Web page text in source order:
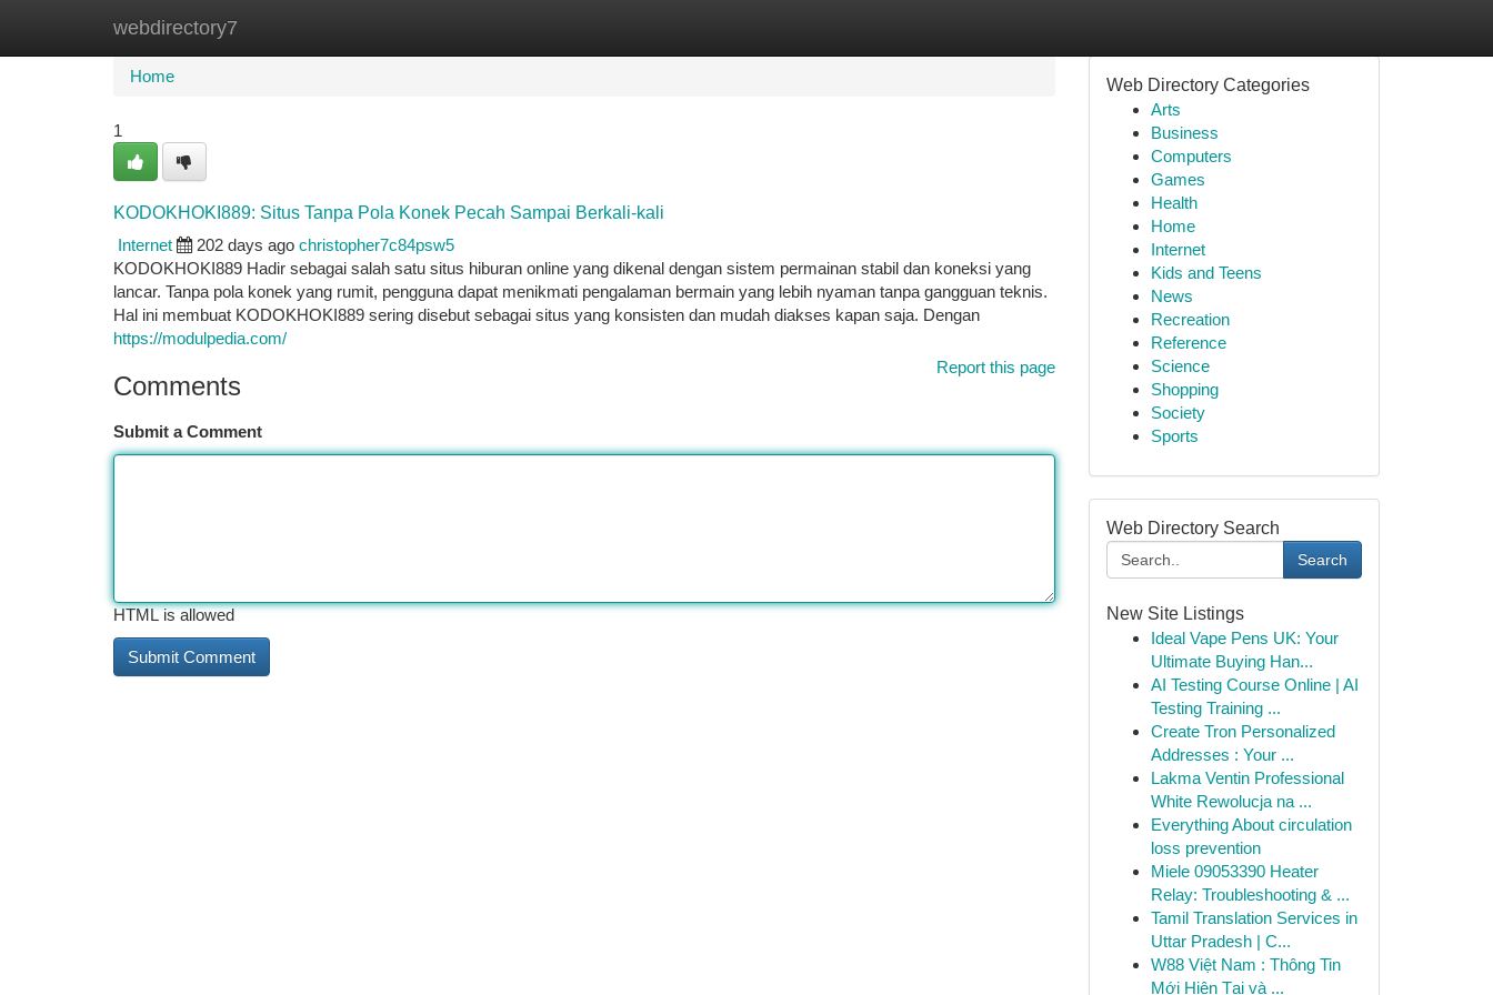
webdirectory7
Home New Site Listings
Home
1
KODOKHOKI889: Situs Tanpa Pola Konek Pecah Sampai Berkali-kali
Internet
202 days ago christopher7c84psw5
KODOKHOKI889 Hadir sebagai salah satu situs hiburan online yang dikenal dengan sistem permainan stabil dan koneksi yang
lancar. Tanpa pola konek yang rumit, pengguna dapat menikmati pengalaman bermain yang lebih nyaman tanpa gangguan teknis.
Hal ini membuat KODOKHOKI889 sering disebut sebagai situs yang konsisten dan mudah diakses kapan saja. Dengan
https://modulpedia.com/
Report this page
Comments
Submit a Comment
HTML is allowed
Web Directory Categories
Arts
Business
Computers
Games
Health
Home
Internet
Kids and Teens
News
Recreation
Reference
Science
Shopping
Society
Sports
Web Directory Search
Search
New Site Listings
Ideal Vape Pens UK: Your
Ultimate Buying Han...
AI Testing Course Online | AI
Testing Training ...
Create Tron Personalized
Addresses : Your ...
Lakma Ventin Professional
White Rewolucja na ...
Everything About circulation
loss prevention
Miele 09053390 Heater
Relay: Troubleshooting & ...
Tamil Translation Services in
Uttar Pradesh | C...
W88 Việt Nam : Thông Tin
Mới Hiện Tại và ...